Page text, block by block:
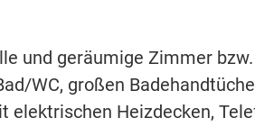
und geräumige Zimmer
WC, großen
elektrischen Heizdecken,